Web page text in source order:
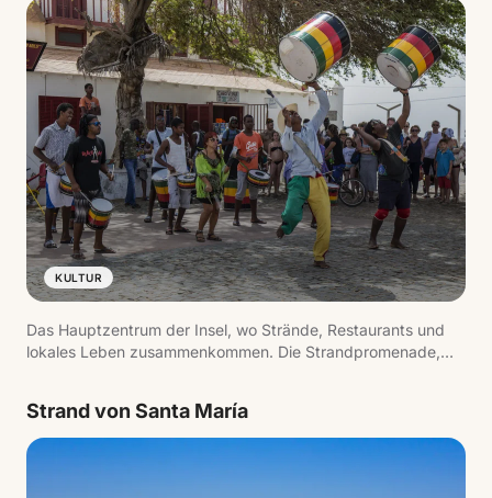
KULTUR
Das Hauptzentrum der Insel, wo Strände, Restaurants und
lokales Leben zusammenkommen. Die Strandpromenade,
Strand von Santa María